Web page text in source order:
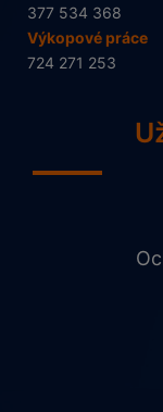
377 534 368
Výkopové práce
724 271 253